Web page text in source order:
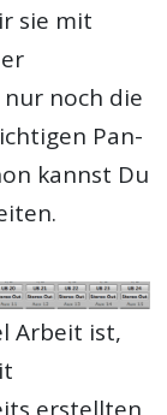
sie mit
nur noch die
Pan-
kannst Du
Arbeit ist,
erstellten